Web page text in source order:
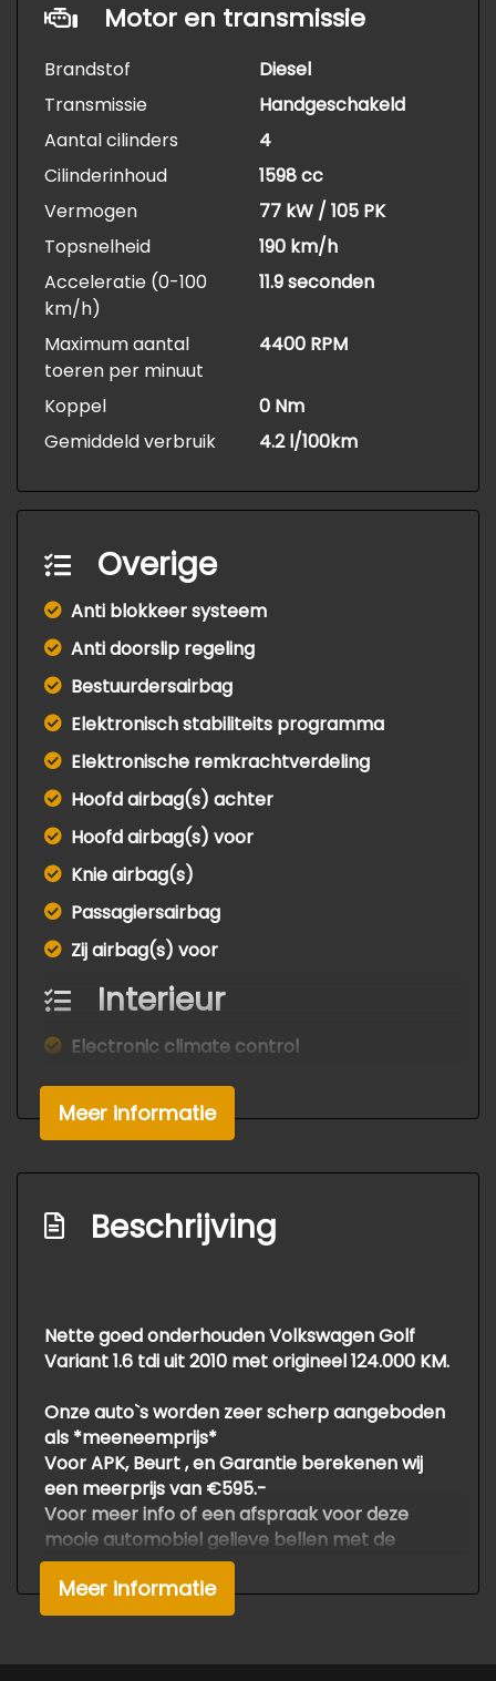
Motor en transmissie
Brandstof
Diesel
Transmissie
Handgeschakeld
Aantal cilinders
4
Cilinderinhoud
1598 cc
Vermogen
77 kW / 105 PK
Topsnelheid
190 km/h
Acceleratie (0-100
km/h)
11.9 seconden
Maximum aantal
toeren per minuut
4400 RPM
Koppel
0 Nm
Gemiddeld verbruik
4.2 l/100km
Overige
Anti blokkeer systeem
Anti doorslip regeling
Bestuurdersairbag
Elektronisch stabiliteits programma
Elektronische remkrachtverdeling
Hoofd airbag(s) achter
Hoofd airbag(s) voor
Knie airbag(s)
Passagiersairbag
Zij airbag(s) voor
Interieur
Electronic climate control
Elektrische ramen voor en achter
Lendesteun(en) verstelbaar
Exterieur
Centrale vergrendeling met
Dakrails
Meer informatie
Beschrijving
Nette goed onderhouden Volkswagen Golf
Variant 1.6 tdi uit 2010 met origineel 124.000 KM.
Onze auto`s worden zeer scherp aangeboden
als *meeneemprijs*
Voor APK, Beurt , en Garantie berekenen wij
een meerprijs van €595.-
Voor meer info of een afspraak voor deze
mooie automobiel gelieve bellen met de
verkoop
Druk en zetfouten voorbehouden.
Om teleurstelling te voorkomen adviseren wij
Wiep Bosma: 06 53494342.
Meer informatie